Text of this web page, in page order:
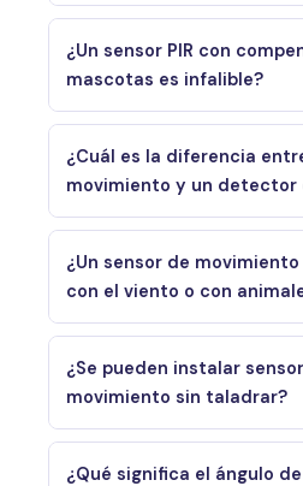
¿Un sensor PIR con
mascotas es infalible?
¿Cuál es la diferencia
movimiento y un detector
¿Un sensor de
con el viento o con
¿Se pueden instalar
movimiento sin taladrar?
¿Qué significa el ángulo